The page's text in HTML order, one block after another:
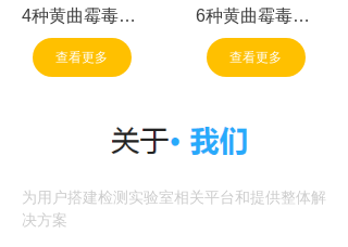
4种黄曲霉毒素
总量免疫亲和柱
查看更多
6种黄曲霉毒素
总量免疫亲和柱
查看更多
为用户搭建检测实验室相关平台和提供整体解
决方案